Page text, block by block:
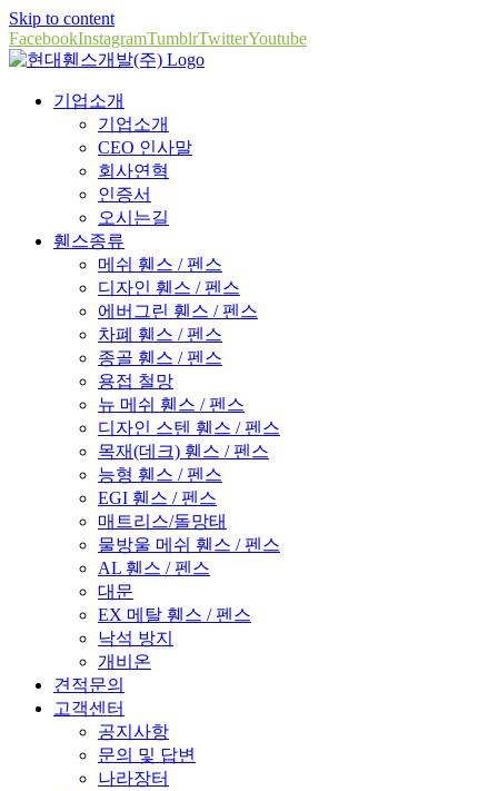
Skip to content
FacebookInstagramTumblrTwitterYoutube
기업소개
기업소개
CEO 인사말
회사연혁
인증서
오시는길
휀스종류
메쉬 휀스 / 펜스
디자인 휀스 / 펜스
에버그린 휀스 / 펜스
차폐 휀스 / 펜스
종골 휀스 / 펜스
용접 철망
뉴 메쉬 휀스 / 펜스
디자인 스텐 휀스 / 펜스
목재(데크) 휀스 / 펜스
능형 휀스 / 펜스
EGI 휀스 / 펜스
매트리스/돌망태
물방울 메쉬 휀스 / 펜스
AL 휀스 / 펜스
대문
EX 메탈 휀스 / 펜스
낙석 방지
개비온
견적문의
고객센터
공지사항
문의 및 답변
나라장터